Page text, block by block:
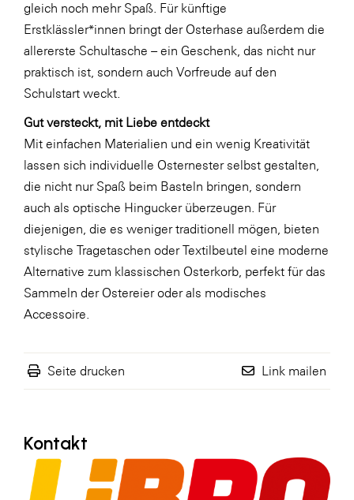
TAG GmbH
VALETTA
Verband Druck Medien Österreich
Wirtschaftskammer Salzburg
WKS Fachgruppe Fahrzeughandel und
Fahrzeugtechnik
WKS Fachgruppe Finanzdienstleister
WK UBIT
Zühlke
Media
gleich noch mehr Spaß. Für künftige
Erstklässler*innen bringt der Osterhase außerdem die
allererste Schultasche – ein Geschenk, das nicht nur
praktisch ist, sondern auch Vorfreude auf den
Schulstart weckt.
Gut versteckt, mit Liebe entdeckt
Mit einfachen Materialien und ein wenig Kreativität
lassen sich individuelle Osternester selbst gestalten,
die nicht nur Spaß beim Basteln bringen, sondern
auch als optische Hingucker überzeugen. Für
diejenigen, die es weniger traditionell mögen, bieten
stylische Tragetaschen oder Textilbeutel eine moderne
Alternative zum klassischen Osterkorb, perfekt für das
Sammeln der Ostereier oder als modisches
Accessoire.
Seite drucken Link mailen
Kontakt